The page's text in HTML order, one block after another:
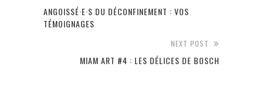
ANGOISSÉ·E·S DU DÉCONFINEMENT : VOS
TÉMOIGNAGES
NEXT POST
MIAM ART #4 : LES DÉLICES DE BOSCH